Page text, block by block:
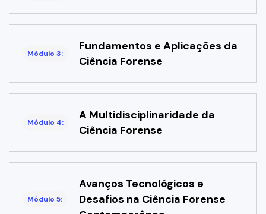
Módulo 3:
Fundamentos e Aplicações da
Ciência Forense
Módulo 4:
A Multidisciplinaridade da
Ciência Forense
Módulo 5:
Avanços Tecnológicos e
Desafios na Ciência Forense